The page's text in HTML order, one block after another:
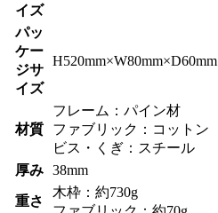
イズ
パッ
ケー
ジサ
イズ
H520mm×W80mm×D60mm
材質
フレーム：パイン材
ファブリック：コットン
ビス・くぎ：スチール
厚み 38mm
重さ
木枠：約730g